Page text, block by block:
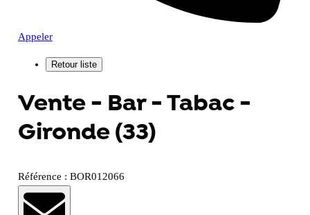
Appeler
Vente - Bar - Tabac -
Gironde (33)
Référence : BOR012066